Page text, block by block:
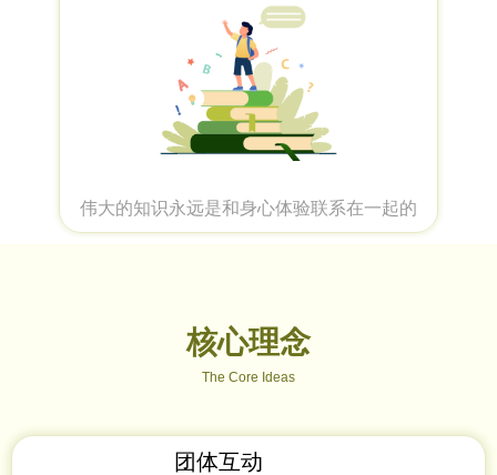
伟大的知识永远是和身心体验联系在一起的
核心理念
The Core Ideas
团体互动